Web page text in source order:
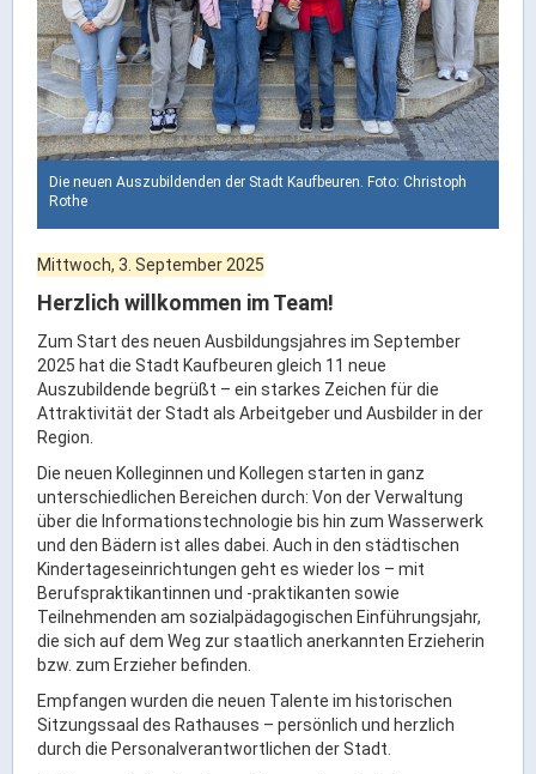
Internet Portale
Kaufbeuren Maps
Stadtrat & Verwaltung
Bürgermeister / Bürgermeisterin
Stadtrat & Sitzungen
Beauftragte des Stadtrats
Abteilungen & Sachgebiete
Ortsrecht & Bekanntmachungen
Bauleitplanung & Stadtentwicklung
Haushaltsplan
Wahlen
Stadt & Freizeit
Bildung & Erziehung
Heiraten in Kaufbeuren
Stadtgeschichte & -teile
Die neuen Auszubildenden der Stadt Kaufbeuren. Foto: Christoph
Rothe
Mittwoch, 3. September 2025
Herzlich willkommen im Team!
Zum Start des neuen Ausbildungsjahres im September
2025 hat die Stadt Kaufbeuren gleich 11 neue
Auszubildende begrüßt – ein starkes Zeichen für die
Attraktivität der Stadt als Arbeitgeber und Ausbilder in der
Region.
Die neuen Kolleginnen und Kollegen starten in ganz
unterschiedlichen Bereichen durch: Von der Verwaltung
über die Informationstechnologie bis hin zum Wasserwerk
und den Bädern ist alles dabei. Auch in den städtischen
Kindertageseinrichtungen geht es wieder los – mit
Berufspraktikantinnen und -praktikanten sowie
Teilnehmenden am sozialpädagogischen Einführungsjahr,
die sich auf dem Weg zur staatlich anerkannten Erzieherin
bzw. zum Erzieher befinden.
Empfangen wurden die neuen Talente im historischen
Sitzungssaal des Rathauses – persönlich und herzlich
durch die Personalverantwortlichen der Stadt.